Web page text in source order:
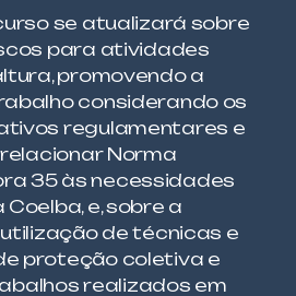
se atualizará sobre
para atividades
promovendo a
considerando os
regulamentares e
Norma
35 às necessidades
e, sobre a
de técnicas e
proteção coletiva e
realizados em